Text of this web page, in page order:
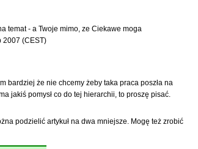
temat - a Twoje mimo, ze Ciekawe moga
2007 (CEST)
bardziej że nie chcemy żeby taka praca poszła na
jakiś pomysł co do tej hierarchii, to proszę pisać.
podzielić artykuł na dwa mniejsze. Mogę też zrobić